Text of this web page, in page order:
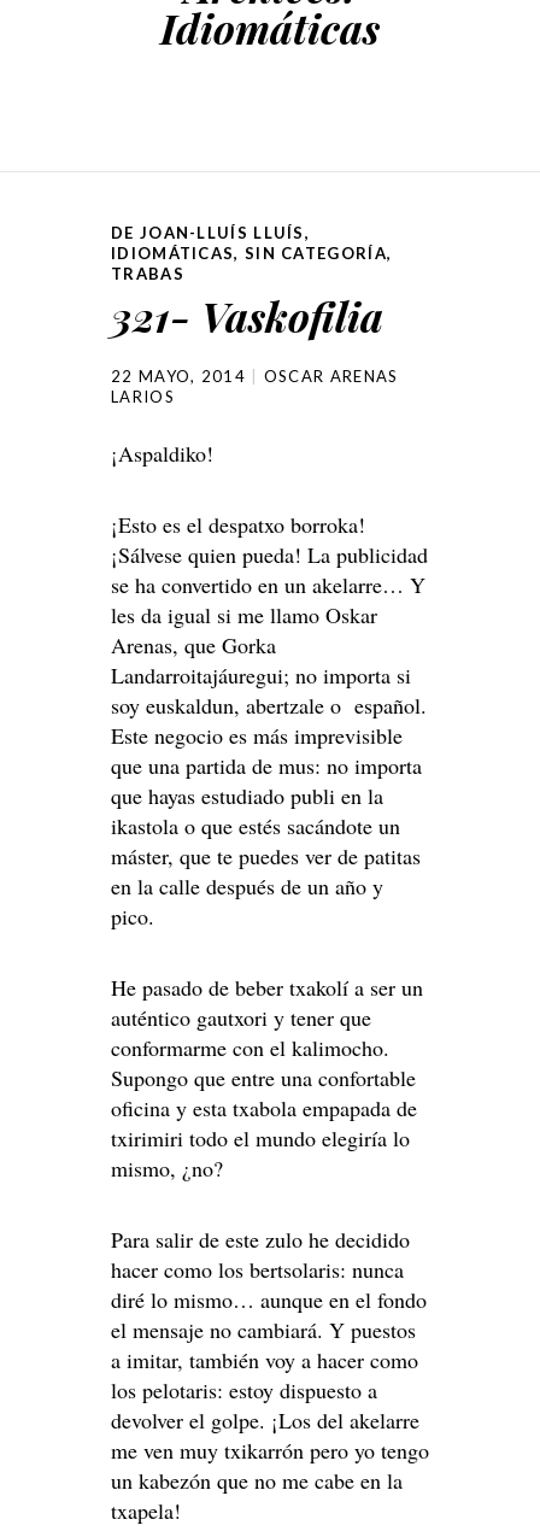
Idiomáticas
DE JOAN-LLUÍS LLUÍS,
IDIOMÁTICAS, SIN CATEGORÍA,
TRABAS
321- Vaskofilia
22 MAYO, 2014
OSCAR ARENAS
LARIOS
¡Aspaldiko!
¡Esto es el despatxo borroka!
¡Sálvese quien pueda! La publicidad
se ha convertido en un akelarre… Y
les da igual si me llamo Oskar
Arenas, que Gorka
Landarroitajáuregui; no importa si
soy euskaldun, abertzale o español.
Este negocio es más imprevisible
que una partida de mus: no importa
que hayas estudiado publi en la
ikastola o que estés sacándote un
máster, que te puedes ver de patitas
en la calle después de un año y
pico.
He pasado de beber txakolí a ser un
auténtico gautxori y tener que
conformarme con el kalimocho.
Supongo que entre una confortable
oficina y esta txabola empapada de
txirimiri todo el mundo elegiría lo
mismo, ¿no?
Para salir de este zulo he decidido
hacer como los bertsolaris: nunca
diré lo mismo… aunque en el fondo
el mensaje no cambiará. Y puestos
a imitar, también voy a hacer como
los pelotaris: estoy dispuesto a
devolver el golpe. ¡Los del akelarre
me ven muy txikarrón pero yo tengo
un kabezón que no me cabe en la
txapela!